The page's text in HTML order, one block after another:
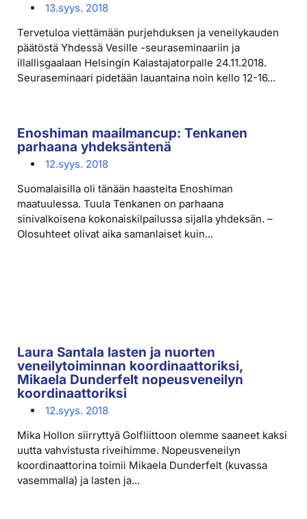
13.syys. 2018
Tervetuloa viettämään purjehduksen ja veneilykauden
päätöstä Yhdessä Vesille -seuraseminaariin ja
illallisgaalaan Helsingin Kalastajatorpalle 24.11.2018.
Seuraseminaari pidetään lauantaina noin kello 12-16...
Enoshiman maailmancup: Tenkanen
parhaana yhdeksäntenä
12.syys. 2018
Suomalaisilla oli tänään haasteita Enoshiman
maatuulessa. Tuula Tenkanen on parhaana
sinivalkoisena kokonaiskilpailussa sijalla yhdeksän. –
Olosuhteet olivat aika samanlaiset kuin...
Laura Santala lasten ja nuorten
veneilytoiminnan koordinaattoriksi,
Mikaela Dunderfelt nopeusveneilyn
koordinaattoriksi
12.syys. 2018
Mika Hollon siirryttyä Golfliittoon olemme saaneet kaksi
uutta vahvistusta riveihimme. Nopeusveneilyn
koordinaattorina toimii Mikaela Dunderfelt (kuvassa
vasemmalla) ja lasten ja...